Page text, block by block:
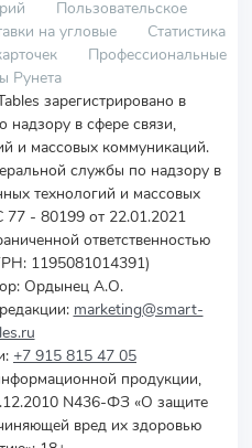
Пользовательское
на угловые
Статистика
Профессиональные
Рунета
зарегистрировано в
надзору в сфере связи,
и массовых коммуникаций.
службы по надзору в
технологий и массовых
- 80199 от 22.01.2021
ответственностью
1195081014391)
Ордынец А.О.
marketing@smart-
+7 915 815 47 05
продукции,
N436-ФЗ «О защите
вред их здоровью